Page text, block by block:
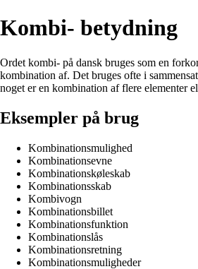
Kombi- betydning
Ordet kombi- på dansk bruges som en
kombination af. Det bruges ofte i
noget er en kombination af flere elementer
Eksempler på brug
Kombinationsmulighed
Kombinationsevne
Kombinationskøleskab
Kombinationsskab
Kombivogn
Kombinationsbillet
Kombinationsfunktion
Kombinationslås
Kombinationsretning
Kombinationsmuligheder